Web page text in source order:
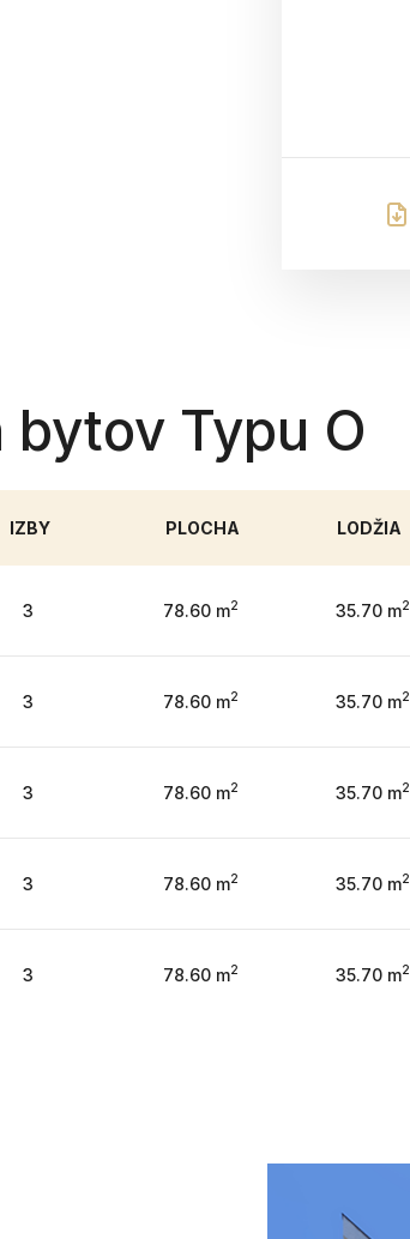
Typu O
IZBY PLOCHA LODŽIA
3 78.60 m2 35.70 m2
3 78.60 m2 35.70 m2
3 78.60 m2 35.70 m2
3 78.60 m2 35.70 m2
3 78.60 m2 35.70 m2